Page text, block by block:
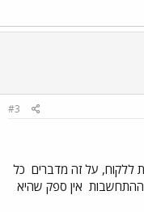
#3
ללקוח, על זה מדברים כל
אין ספק שהיא